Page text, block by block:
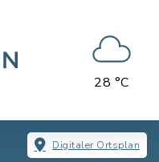
28 °C
Digitaler Ortsplan